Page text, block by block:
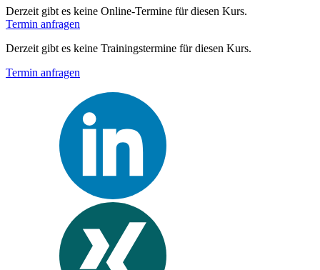
Derzeit gibt es keine Online-Termine für diesen Kurs.
Termin anfragen
Derzeit gibt es keine Trainingstermine für diesen Kurs.
Termin anfragen